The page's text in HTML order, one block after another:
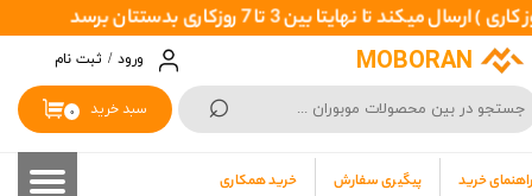
MOBORAN
⌕ ۰ سبد خرید
راهنمای خرید پیگیری سفارش خرید همکاری
ورود / ثبت نام
حساب کاربری من
تغییر گذر واژه